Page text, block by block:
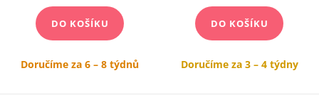
DO KOŠÍKU
Doručíme za 6 – 8 týdnů
DO KOŠÍKU
Doručíme za 3 – 4 týdny